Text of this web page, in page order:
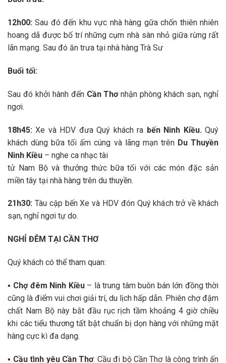
12h00: Sau đó đến khu vực nhà hàng gữa chốn thiên nhiên
hoang dã được bố trí những cụm nhà sàn nhỏ giữa rừng rất
lãn mạng. Sau đó ăn trưa tại nhà hàng Trà Sư
Buổi tối:
Sau đó khởi hành đến Cần Thơnhận phòng khách sạn, nghỉ
ngơi.
18h45: Xe và HDV đưa Quý khách ra bến Ninh Kiều. Quý
khách dùng bữa tối ấm cúng và lãng mạn trên Du Thuyền
Ninh Kiều – nghe ca nhạc tài
tử Nam Bộ và thưởng thức bữa tối với các món đặc sản
miền tây tại nhà hàng trên du thuyền.
21h30: Tàu cập bến Xe và HDV đón Quý khách trở về khách
sạn, nghỉ ngơi tự do.
NGHỈ ĐÊM TẠI CẦN THƠ
Quý khách có thể tham quan:
▪ Chợ đêm Ninh Kiều– là trung tâm buôn bán lớn đồng thời
cũng là điểm vui chơi giải trí, du lịch hấp dẫn. Phiên chợ đậm
chất Nam Bộ này bắt đầu rục rịch tầm khoảng 4 giờ chiều
khi các tiểu thương tất bật chuẩn bị dọn hàng với những mặt
hàng cực kì đa dạng.
▪ Cầu tình yêu Cần Thơ: Cầu đi bộ Cần Thơ là công trình ấn